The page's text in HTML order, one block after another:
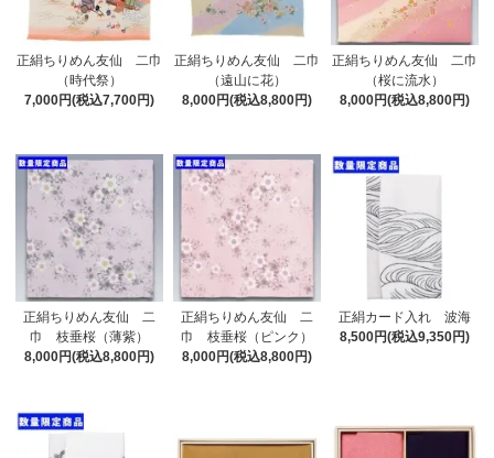
正絹ちりめん友仙 二巾
（時代祭）
7,000円(税込7,700円)
正絹ちりめん友仙 二巾
（遠山に花）
8,000円(税込8,800円)
正絹ちりめん友仙 二巾
（桜に流水）
8,000円(税込8,800円)
正絹ちりめん友仙 二
巾 枝垂桜（薄紫）
8,000円(税込8,800円)
正絹ちりめん友仙 二
巾 枝垂桜（ピンク）
8,000円(税込8,800円)
正絹カード入れ 波海
8,500円(税込9,350円)